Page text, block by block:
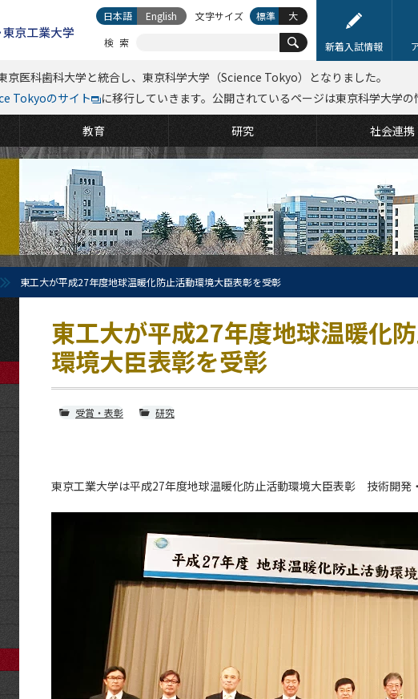
新着入試情報
教育 研究 社会連携
医科歯科大学と統合し、東京科学大学（Science Tokyo）となりました。
Tokyoのサイト に移行していきます。公開されているページは東京科学大学の
検索
日本語 English 文字サイズ 標準 大
東工大が平成27年度地球温暖化防止活動環境大臣表彰を受彰
東工大が平成27年度地球温暖化
環境大臣表彰を受彰
受賞・表彰 研究
東京工業大学は平成27年度地球温暖化防止活動環境大臣表彰 技術開発